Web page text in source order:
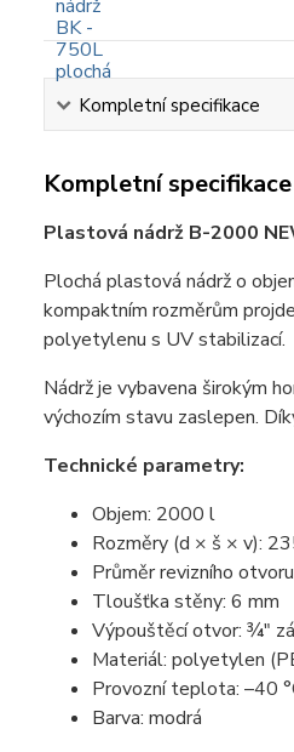
Kompletní specifikace
Kompletní specifikace
Plastová nádrž B-2000
Plochá plastová nádrž o
kompaktním rozměrům
polyetylenu s UV stabilizací.
Nádrž je vybavena širokým
výchozím stavu zaslepen.
Technické parametry:
Objem: 2000 l
Rozměry (d × š × v):
Průměr revizního
Tloušťka stěny: 6 mm
Výpouštěcí otvor: ¾"
Materiál: polyetylen
Provozní teplota: –40
Barva: modrá